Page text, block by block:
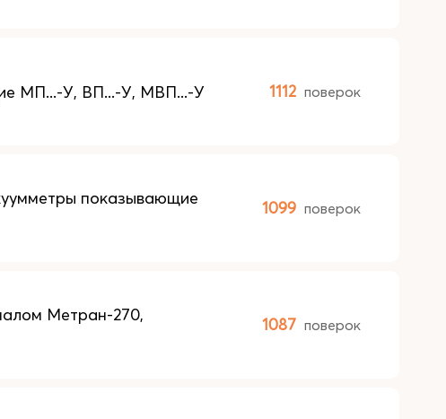
МП...-У, ВП...-У, МВП...-У 1112 поверок
показывающие
1099 поверок
Метран-270,
1087 поверок